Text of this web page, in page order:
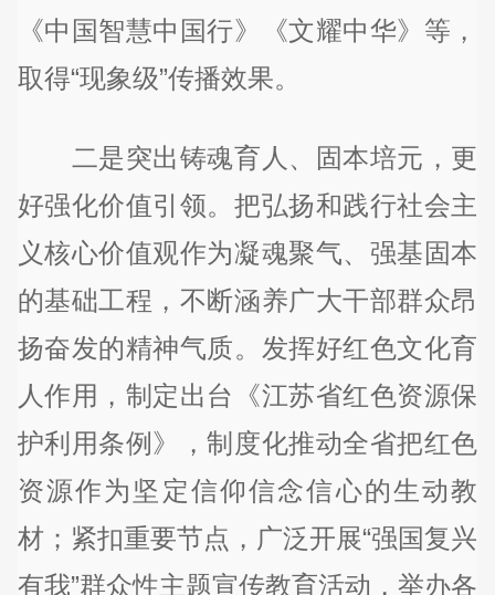
《中国智慧中国行》《文耀中华》等，
取得“现象级”传播效果。
二是突出铸魂育人、固本培元，更
好强化价值引领。把弘扬和践行社会主
义核心价值观作为凝魂聚气、强基固本
的基础工程，不断涵养广大干部群众昂
扬奋发的精神气质。发挥好红色文化育
人作用，制定出台《江苏省红色资源保
护利用条例》，制度化推动全省把红色
资源作为坚定信仰信念信心的生动教
材；紧扣重要节点，广泛开展“强国复兴
有我”群众性主题宣传教育活动，举办各